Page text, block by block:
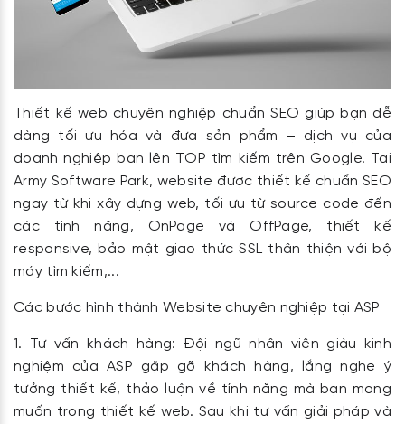
Thiết kế web chuyên nghiệp chuẩn SEO giúp bạn dễ
dàng tối ưu hóa và đưa sản phẩm – dịch vụ của
doanh nghiệp bạn lên TOP tìm kiếm trên Google. Tại
Army Software Park, website được thiết kế chuẩn SEO
ngay từ khi xây dựng web, tối ưu từ source code đến
các tính năng, OnPage và OffPage, thiết kế
responsive, bảo mật giao thức SSL thân thiện với bộ
máy tìm kiếm,...
Các bước hình thành Website chuyên nghiệp tại ASP
Tư vấn khách hàng: Đội ngũ nhân viên giàu kinh
nghiệm của ASP gặp gỡ khách hàng, lắng nghe ý
tưởng thiết kế, thảo luận về tính năng mà bạn mong
muốn trong thiết kế web. Sau khi tư vấn giải pháp và